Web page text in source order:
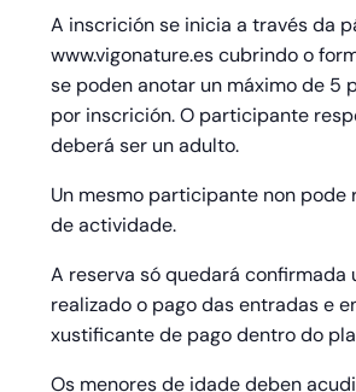
A inscrición se inicia a través da
www.vigonature.es cubrindo o
se poden anotar un máximo de 5
por inscrición. O participante
deberá ser un adulto.
Un mesmo participante non pode
de actividade.
A reserva só quedará confirmada
realizado o pago das entradas e
xustificante de pago dentro do
Os menores de idade deben